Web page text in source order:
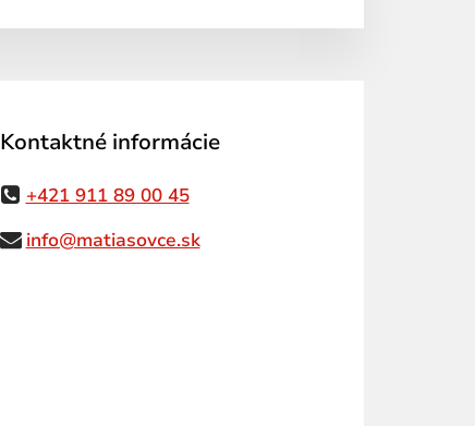
Kontaktné informácie
+421 911 89 00 45
info@matiasovce.sk